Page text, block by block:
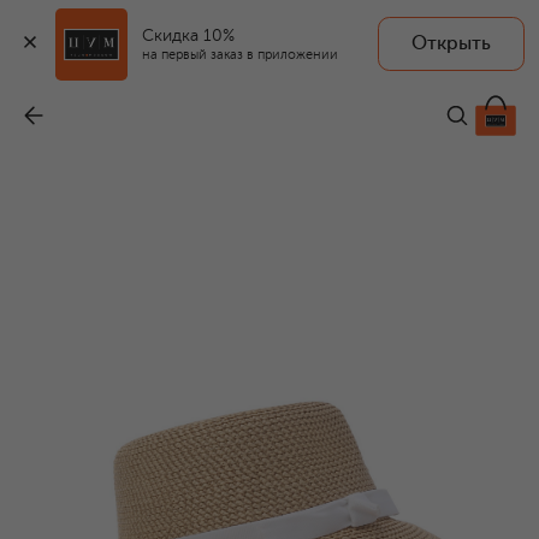
Скидка 10%
на первый заказ в приложении
Открыть